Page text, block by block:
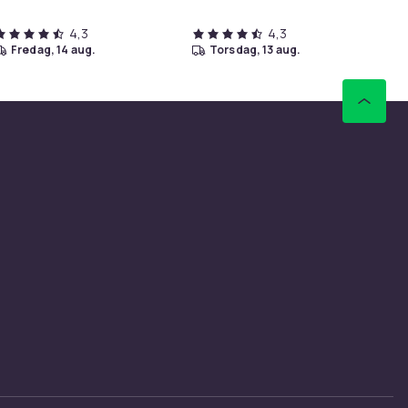
4,3
fredag, 14 aug.
4,3
torsdag, 13 aug.